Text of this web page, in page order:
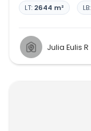
LT: 2644 m² LB:
Julia Eulis R